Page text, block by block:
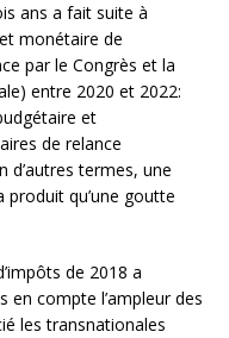
ans a fait suite à
monétaire de
par le Congrès et la
entre 2020 et 2022:
et
de relance
d’autres termes, une
produit qu’une goutte
de 2018 a
en compte l’ampleur des
les transnationales